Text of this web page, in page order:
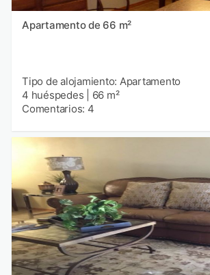
Apartamento de 66 m²
Tipo de alojamiento: Apartamento
4 huéspedes
66 m²
Comentarios: 4